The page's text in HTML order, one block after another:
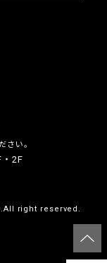
さい。
2F
right reserved.